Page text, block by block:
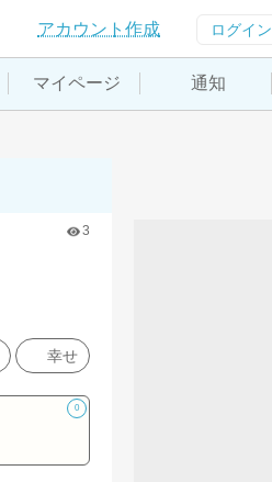
アカウント作成 ログイン
マイページ 通知
3
幸せ
0